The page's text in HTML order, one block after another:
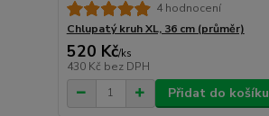
4 hodnocení
Chlupatý kruh XL, 36 cm (průměr)
520 Kč/ks
430 Kč bez DPH
Přidat do košíku